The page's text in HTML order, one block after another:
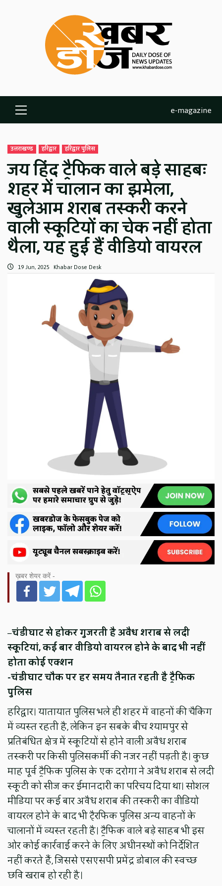
Primary
Menu
e-magazine
उत्तराखण्ड हरिद्वार हरिद्वार पुलिस
जय हिंद ट्रैफिक वाले बड़े साहबः
शहर में चालान का झमेला,
खुलेआम शराब तस्करी करने
वाली स्कूटियों का चेक नहीं होता
थैला, यह हुई हैं वीडियो वायरल
19 Jun, 2025 Khabar Dose Desk
ख़बर शेयर करें -
–चंडीघाट से होकर गुजरती है अवैध शराब से लदी
स्कूटियां, कई बार वीडियो वायरल होने के बाद भी नहीं
होता कोई एक्शन
-चंडीघाट चौक पर हर समय तैनात रहती है ट्रैफिक
पुलिस
हरिद्वार। यातायात पुलिस भले ही शहर में वाहनों की चैकिंग
में व्यस्त रहती है, लेकिन इन सबके बीच श्यामपुर से
प्रतिबंधित क्षेत्र में स्कूटियों से होने वाली अवैध शराब
तस्करी पर किसी पुलिसकर्मी की नजर नहीं पड़ती है। कुछ
माह पूर्व ट्रैफिक पुलिस के एक दरोगा ने अवैध शराब से लदी
स्कूटी को सीज कर ईमानदारी का परिचय दिया था। सोशल
मीडिया पर कई बार अवैध शराब की तस्करी का वीडियो
वायरल होने के बाद भी टै्रफिक पुलिस अन्य वाहनों के
चालानों में व्यस्त रहती है। ट्रैफिक वाले बड़े साहब भी इस
ओर कोई कार्रवाई करने के लिए अधीनस्थों को निर्देशित
नहीं करते हैं, जिससे एसएसपी प्रमेंद्र डोबाल की स्वच्छ
छवि खराब हो रही है।